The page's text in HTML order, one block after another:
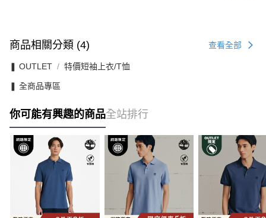
商品相關分類 (4) 查看全部
❚ OUTLET 特價短袖上衣/T恤
❚ 全商品專區
你可能有興趣的商品全站排行